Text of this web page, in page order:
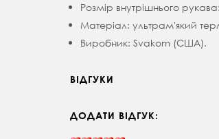
Розмір внутрішнього
Матеріал: ультрам'який
Виробник: Svakom (США).
ВІДГУКИ
ДОДАТИ ВІДГУК: